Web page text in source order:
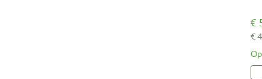
€
€